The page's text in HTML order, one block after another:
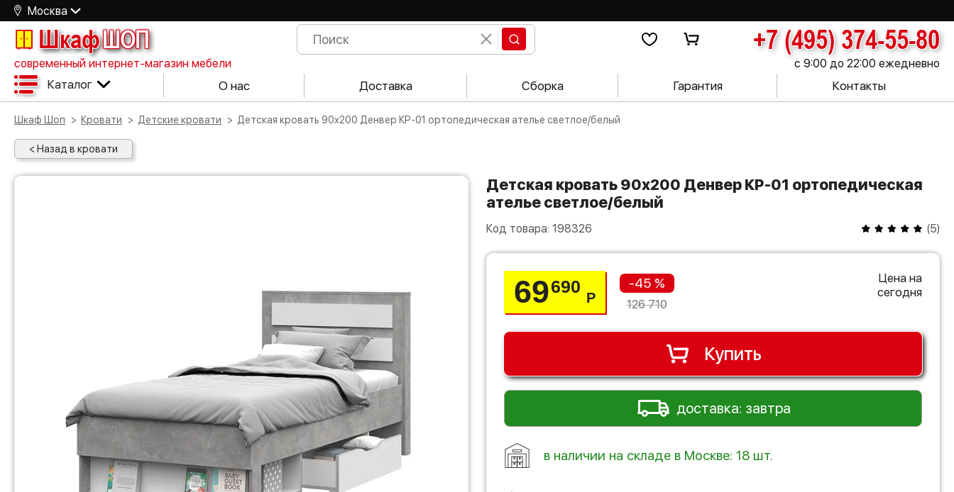
Москва
ШкафШОП +7 (495) 374-55-80
современный интернет-магазин мебели с 9:00 до 22:00 ежедневно
Каталог О нас Доставка Сборка Гарантия Контакты
Шкаф Шоп Кровати Детские кровати Детская кровать 90х200 Денвер КР-01 ортопедическая ателье светлое/белый
< Назад в кровати
Детская кровать 90х200 Денвер КР-01 ортопедическая
ателье светлое/белый
Код товара: 198326 (5)
69690
Р
-45 %
126 710
Цена на
сегодня
Купить
доставка: завтра
в наличии на складе в Москве: 18 шт.